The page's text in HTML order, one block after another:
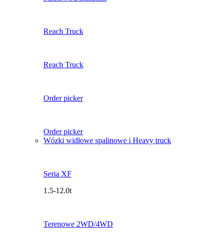
Reach Truck
Reach Truck
Order picker
Order picker
Wózki widłowe spalinowe i Heavy truck
Seria XF
1.5-12.0t
Terenowe 2WD/4WD